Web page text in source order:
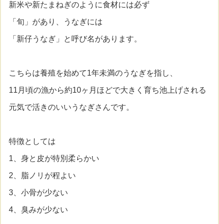
新米や新たまねぎのように食材には必ず
「旬」があり、うなぎには
「新仔うなぎ」と呼び名があります。
こちらは養殖を始めて1年未満のうなぎを指し、
11月頃の漁から約10ヶ月ほどで大きく育ち池上げされる
元気で活きのいいうなぎさんです。
特徴としては
1、身と皮が特別柔らかい
2、脂ノリが程よい
3、小骨が少ない
4、臭みが少ない